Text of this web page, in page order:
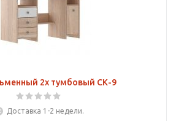
2х тумбовый СК-9
Доставка 1-2 недели.